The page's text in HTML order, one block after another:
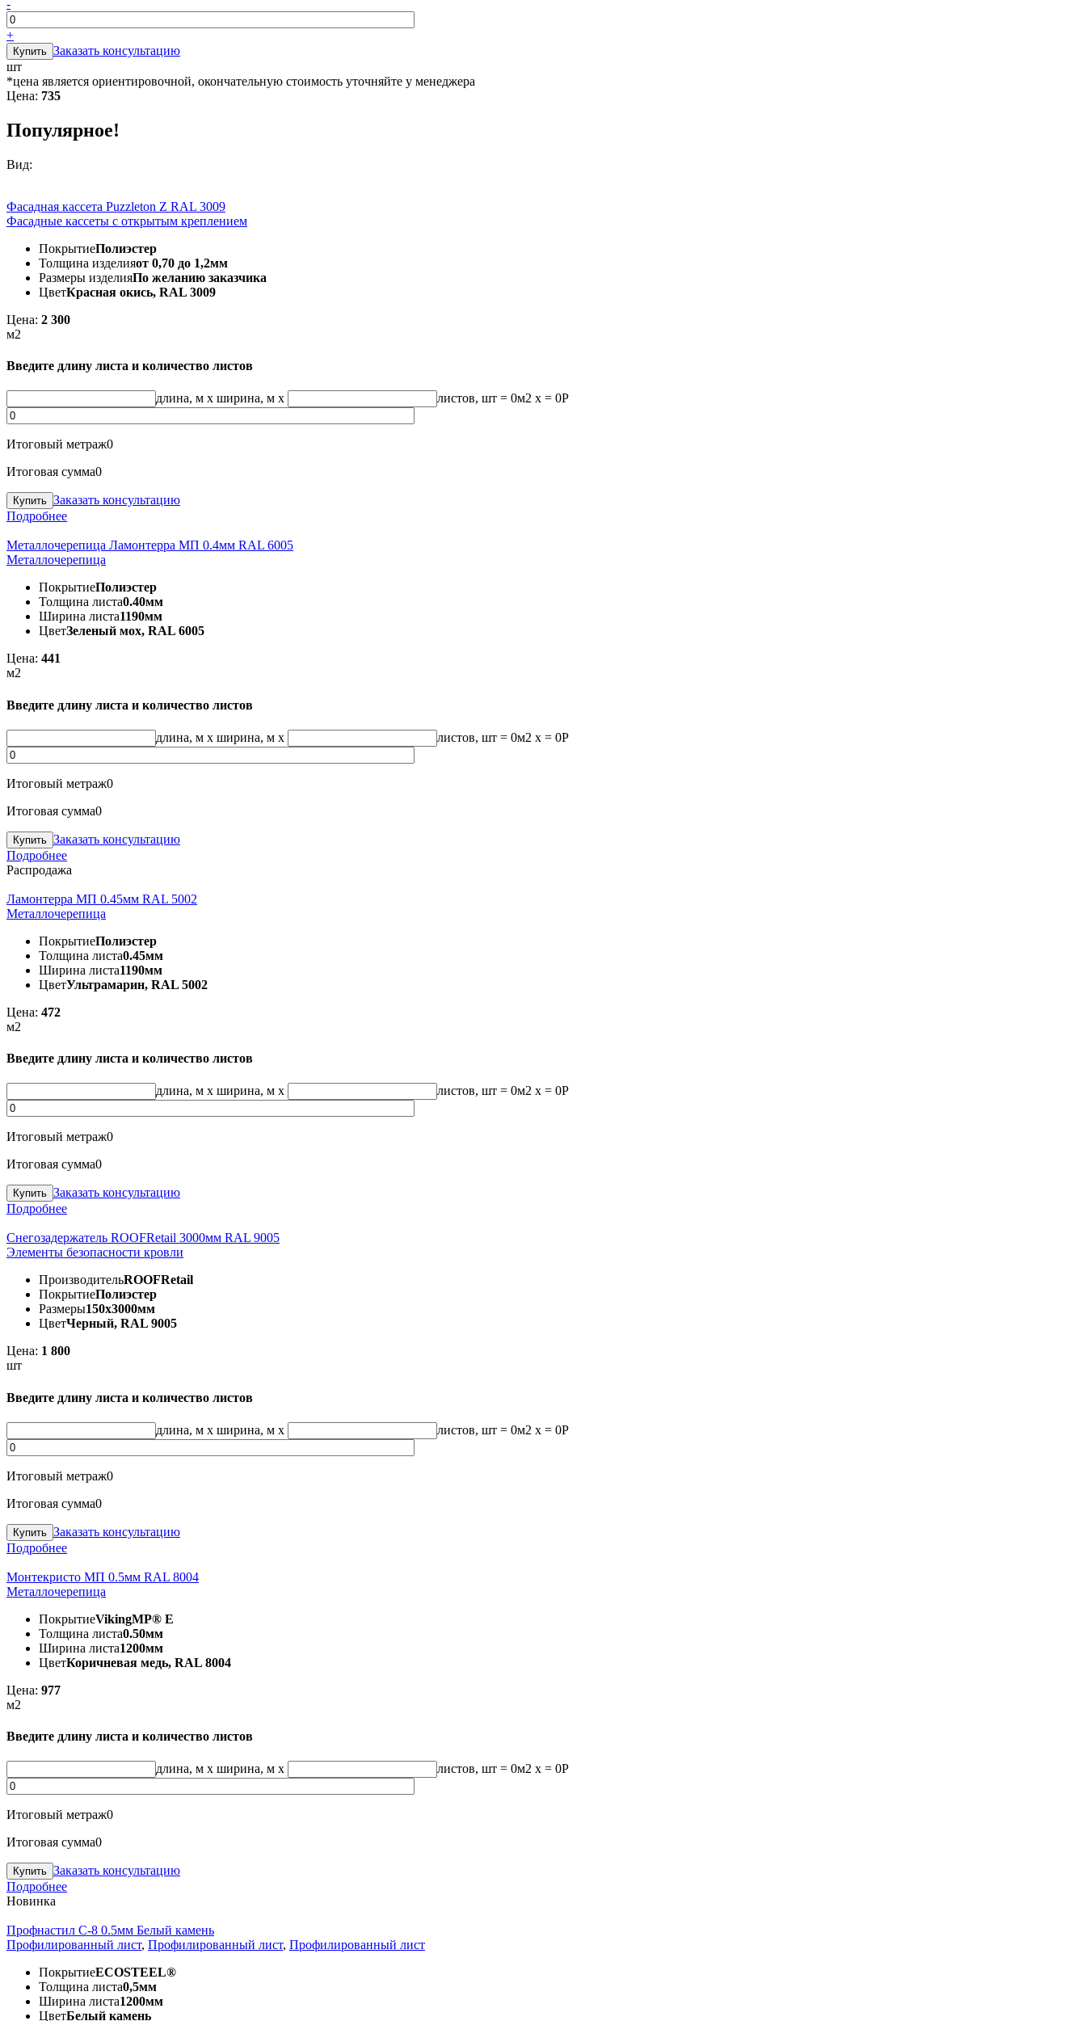
-
+
Заказать консультацию
шт
*цена является ориентировочной, окончательную стоимость уточняйте у менеджера
Цена: 735
Популярное!
Вид:
Фасадная кассета Puzzleton Z RAL 3009
Фасадные кассеты с открытым креплением
ПокрытиеПолиэстер
Толщина изделияот 0,70 до 1,2мм
Размеры изделияПо желанию заказчика
ЦветКрасная окись, RAL 3009
Цена: 2 300
м2
Введите длину листа и количество листов
длина, м x ширина, м x листов, шт = 0м2 x = 0Р
Итоговый метраж0
Итоговая сумма0
Заказать консультацию
Подробнее
Металлочерепица Ламонтерра МП 0.4мм RAL 6005
Металлочерепица
ПокрытиеПолиэстер
Толщина листа0.40мм
Ширина листа1190мм
ЦветЗеленый мох, RAL 6005
Цена: 441
м2
Введите длину листа и количество листов
длина, м x ширина, м x листов, шт = 0м2 x = 0Р
Итоговый метраж0
Итоговая сумма0
Заказать консультацию
Подробнее
Распродажа
Ламонтерра МП 0.45мм RAL 5002
Металлочерепица
ПокрытиеПолиэстер
Толщина листа0.45мм
Ширина листа1190мм
ЦветУльтрамарин, RAL 5002
Цена: 472
м2
Введите длину листа и количество листов
длина, м x ширина, м x листов, шт = 0м2 x = 0Р
Итоговый метраж0
Итоговая сумма0
Заказать консультацию
Подробнее
Снегозадержатель ROOFRetail 3000мм RAL 9005
Элементы безопасности кровли
ПроизводительROOFRetail
ПокрытиеПолиэстер
Размеры150х3000мм
ЦветЧерный, RAL 9005
Цена: 1 800
шт
Введите длину листа и количество листов
длина, м x ширина, м x листов, шт = 0м2 x = 0Р
Итоговый метраж0
Итоговая сумма0
Заказать консультацию
Подробнее
Монтекристо МП 0.5мм RAL 8004
Металлочерепица
ПокрытиеVikingMP® E
Толщина листа0.50мм
Ширина листа1200мм
ЦветКоричневая медь, RAL 8004
Цена: 977
м2
Введите длину листа и количество листов
длина, м x ширина, м x листов, шт = 0м2 x = 0Р
Итоговый метраж0
Итоговая сумма0
Заказать консультацию
Подробнее
Новинка
Профнастил С-8 0.5мм Белый камень
Профилированный лист, Профилированный лист, Профилированный лист
ПокрытиеECOSTEEL®
Толщина листа0,5мм
Ширина листа1200мм
ЦветБелый камень